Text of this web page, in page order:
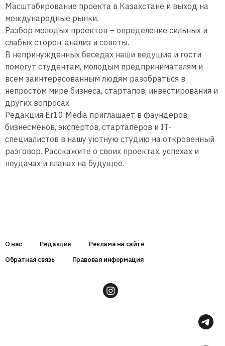
Масштабирование проекта в Казахстане и выход на
международные рынки.
Разбор молодых проектов – определение сильных и
слабых сторон, анализ и советы.
В непринужденных беседах наши ведущие и гости
помогут студентам, молодым предпринимателям и
всем заинтересованным людям разобраться в
непростом мире бизнеса, стартапов, инвестирования и
других вопросах.
Редакция Er10 Media приглашает в фаундеров,
бизнесменов, экспертов, стартаперов и IT-
специалистов в нашу уютную студию на откровенный
разговор. Расскажите о своих проектах, успехах и
неудачах и планах на будущее.
О нас Редакция
Реклама на сайте
Обратная связь
Правовая информация